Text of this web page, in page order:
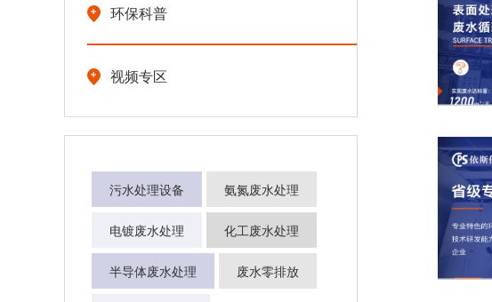
环保科普
视频专区
污水处理设备 氨氮废水处理
电镀废水处理 化工废水处理
半导体废水处理 废水零排放